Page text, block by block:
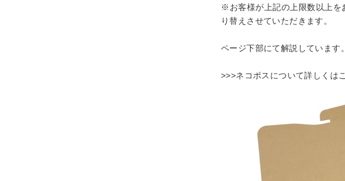
※お客様が上記の上限数以上を
り替えさせていただきます。
ページ下部にて解説しています。
>>>ネコポスについて詳しくは